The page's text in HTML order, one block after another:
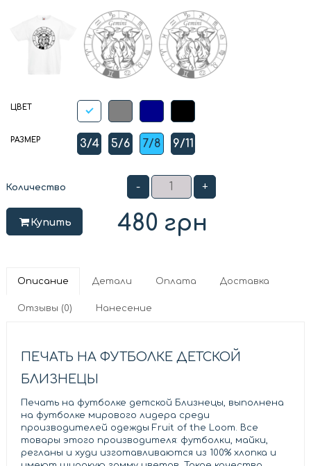
ЦВЕТ
РАЗМЕР 3/4 5/6 7/8 9/11
Количество - +
Купить 480 грн
Описание Детали Оплата Доставка
Отзывы (0) Нанесение
ПЕЧАТЬ НА ФУТБОЛКЕ ДЕТСКОЙ
БЛИЗНЕЦЫ
Печать на футболке детской Близнецы, выполнена
на футболке мирового лидера среди
производителей одежды Fruit of the Loom. Все
товары этого производителя: футболки, майки,
регланы и худи изготавливаются из 100% хлопка и